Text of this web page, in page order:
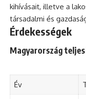
kihívásait, illetve a
társadalmi és
Érdekességek
Magyarország
Év